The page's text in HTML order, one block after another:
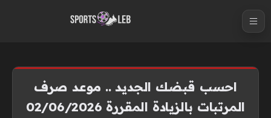
احسب قبضك الجديد .. موعد صرف
المرتبات بالزيادة المقررة 02/06/2026